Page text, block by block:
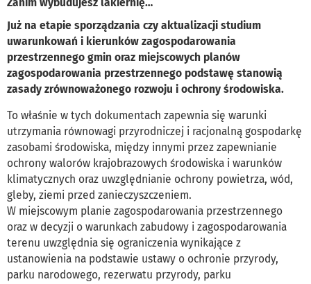
Już na etapie sporządzania czy aktualizacji studium
uwarunkowań i kierunków zagospodarowania
przestrzennego gmin oraz miejscowych planów
zagospodarowania przestrzennego podstawę stanowią
zasady zrównoważonego rozwoju i ochrony środowiska.
To właśnie w tych dokumentach zapewnia się warunki
utrzymania równowagi przyrodniczej i racjonalną gospodarkę
zasobami środowiska, między innymi przez zapewnianie
ochrony walorów krajobrazowych środowiska i warunków
klimatycznych oraz uwzględnianie ochrony powietrza, wód,
gleby, ziemi przed zanieczyszczeniem.
W miejscowym planie zagospodarowania przestrzennego
oraz w decyzji o warunkach zabudowy i zagospodarowania
terenu uwzględnia się ograniczenia wynikające z
ustanowienia na podstawie ustawy o ochronie przyrody,
parku narodowego, rezerwatu przyrody, parku